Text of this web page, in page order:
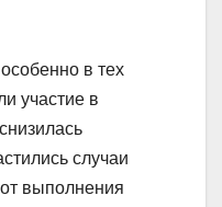
в тех
участие в
случаи
выполнения